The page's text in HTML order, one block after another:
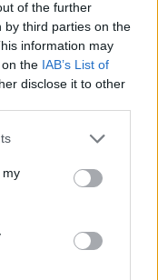
of the further
by third parties on the
information may
the IAB’s List of
disclose it to other
my
à Tesla
0